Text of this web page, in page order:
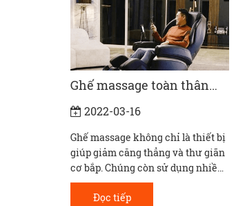
Nên mua ghế massage
2022-03-16
Khi có nhu cầu mua ghế massage,
không ít người băn khoăn nên
mua loại gì, giá thành ra sao và
thương hiệu nào đáng tin cậy.
Đọc tiếp